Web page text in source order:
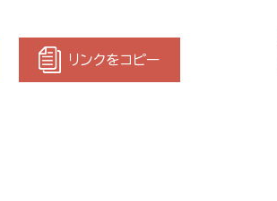
リンクをコピー